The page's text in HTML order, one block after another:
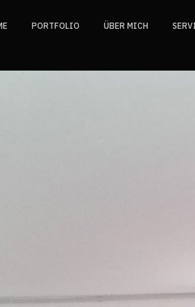
PORTFOLIO ÜBER MICH